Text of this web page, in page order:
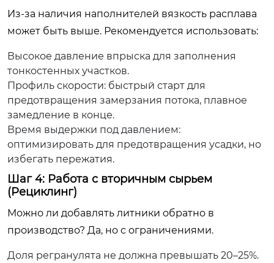
Из-за наличия наполнителей вязкость расплава
может быть выше. Рекомендуется использовать:
Высокое давление впрыска для заполнения
тонкостенных участков.
Профиль скорости: быстрый старт для
предотвращения замерзания потока, плавное
замедление в конце.
Время выдержки под давлением:
оптимизировать для предотвращения усадки, но
избегать пережатия.
Шаг 4: Работа с вторичным сырьем
(Рециклинг)
Можно ли добавлять литники обратно в
производство? Да, но с ограничениями.
Доля регранулята не должна превышать 20–25%.